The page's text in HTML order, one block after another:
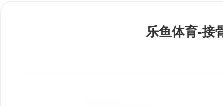
乐鱼体育-接